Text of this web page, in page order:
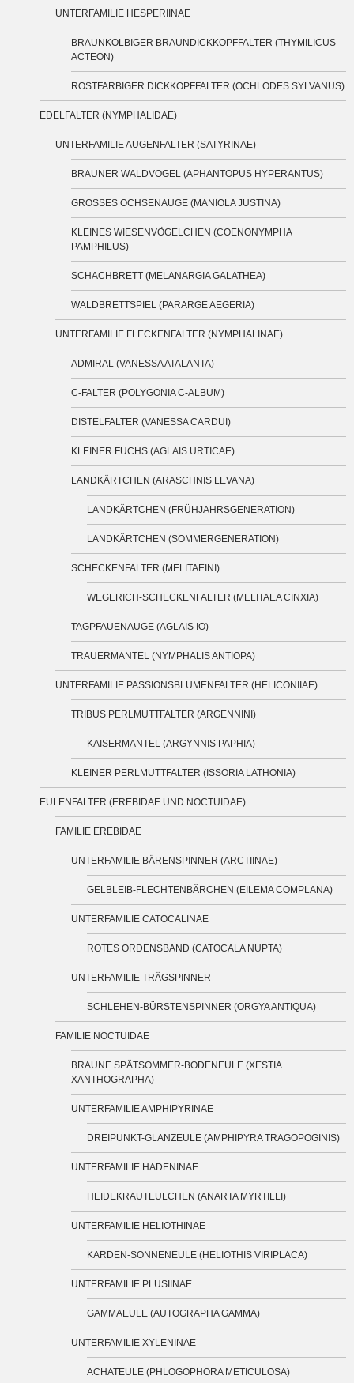
UNTERFAMILIE HESPERIINAE
BRAUNKOLBIGER BRAUNDICKKOPFFALTER (THYMILICUS
ACTEON)
ROSTFARBIGER DICKKOPFFALTER (OCHLODES SYLVANUS)
EDELFALTER (NYMPHALIDAE)
UNTERFAMILIE AUGENFALTER (SATYRINAE)
BRAUNER WALDVOGEL (APHANTOPUS HYPERANTUS)
GROSSES OCHSENAUGE (MANIOLA JUSTINA)
KLEINES WIESENVÖGELCHEN (COENONYMPHA
PAMPHILUS)
SCHACHBRETT (MELANARGIA GALATHEA)
WALDBRETTSPIEL (PARARGE AEGERIA)
UNTERFAMILIE FLECKENFALTER (NYMPHALINAE)
ADMIRAL (VANESSA ATALANTA)
C-FALTER (POLYGONIA C-ALBUM)
DISTELFALTER (VANESSA CARDUI)
KLEINER FUCHS (AGLAIS URTICAE)
LANDKÄRTCHEN (ARASCHNIS LEVANA)
LANDKÄRTCHEN (FRÜHJAHRSGENERATION)
LANDKÄRTCHEN (SOMMERGENERATION)
SCHECKENFALTER (MELITAEINI)
WEGERICH-SCHECKENFALTER (MELITAEA CINXIA)
TAGPFAUENAUGE (AGLAIS IO)
TRAUERMANTEL (NYMPHALIS ANTIOPA)
UNTERFAMILIE PASSIONSBLUMENFALTER (HELICONIIAE)
TRIBUS PERLMUTTFALTER (ARGENNINI)
KAISERMANTEL (ARGYNNIS PAPHIA)
KLEINER PERLMUTTFALTER (ISSORIA LATHONIA)
EULENFALTER (EREBIDAE UND NOCTUIDAE)
FAMILIE EREBIDAE
UNTERFAMILIE BÄRENSPINNER (ARCTIINAE)
GELBLEIB-FLECHTENBÄRCHEN (EILEMA COMPLANA)
UNTERFAMILIE CATOCALINAE
ROTES ORDENSBAND (CATOCALA NUPTA)
UNTERFAMILIE TRÄGSPINNER
SCHLEHEN-BÜRSTENSPINNER (ORGYA ANTIQUA)
FAMILIE NOCTUIDAE
BRAUNE SPÄTSOMMER-BODENEULE (XESTIA
XANTHOGRAPHA)
UNTERFAMILIE AMPHIPYRINAE
DREIPUNKT-GLANZEULE (AMPHIPYRA TRAGOPOGINIS)
UNTERFAMILIE HADENINAE
HEIDEKRAUTEULCHEN (ANARTA MYRTILLI)
UNTERFAMILIE HELIOTHINAE
KARDEN-SONNENEULE (HELIOTHIS VIRIPLACA)
UNTERFAMILIE PLUSIINAE
GAMMAEULE (AUTOGRAPHA GAMMA)
UNTERFAMILIE XYLENINAE
ACHATEULE (PHLOGOPHORA METICULOSA)